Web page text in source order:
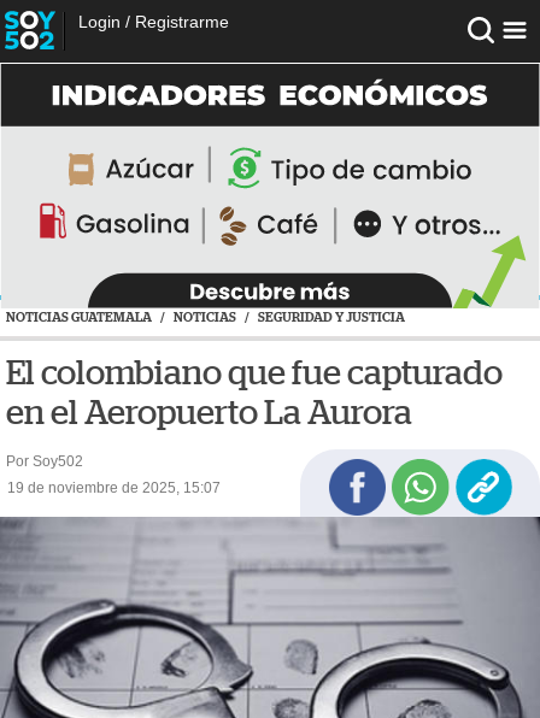
Login / Registrarme
NOTICIAS GUATEMALA / NOTICIAS / SEGURIDAD Y JUSTICIA
El colombiano que fue capturado
en el Aeropuerto La Aurora
Por Soy502
19 de noviembre de 2025, 15:07